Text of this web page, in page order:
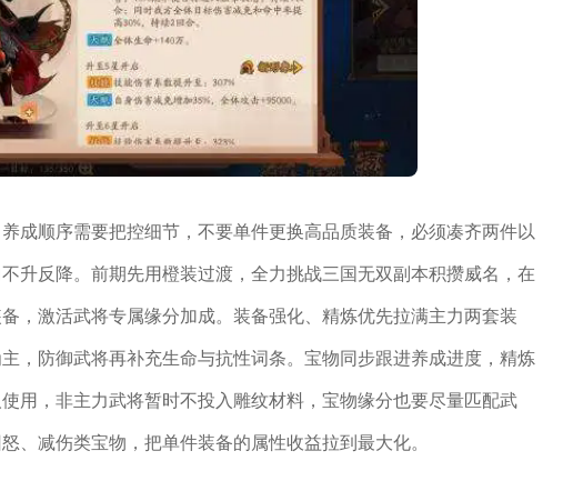
成顺序需要把控细节，不要单件更换高品质装备，必须凑齐两件以
升反降。前期先用橙装过渡，全力挑战三国无双副本积攒威名，在
，激活武将专属缘分加成。装备强化、精炼优先拉满主力两套装
，防御武将再补充生命与抗性词条。宝物同步跟进养成进度，精炼
用，非主力武将暂时不投入雕纹材料，宝物缘分也要尽量匹配武
、减伤类宝物，把单件装备的属性收益拉到最大化。